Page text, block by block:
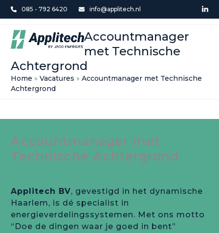
Skip
to
content
085 - 792 6420 info@applitech.nl
Open
mobile
menu
Close
mobile
menu
Accountmanager
met Technische
Achtergrond
Home »Vacatures »Accountmanager met Technische
Achtergrond
Accountmanager met
Technische Achtergrond
Applitech BV, gevestigd in het dynamische
Haarlem, is dé specialist in
energieverdelingssystemen. Met ons motto
“Doe de dingen waar je goed in bent”